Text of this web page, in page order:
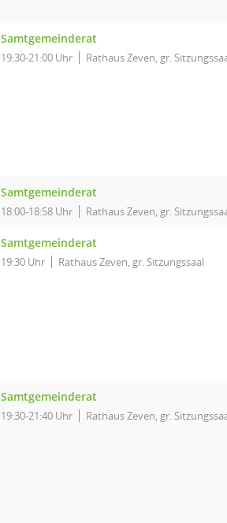
Samtgemeinderat
19:30-21:00 Uhr Rathaus Zeven, gr.
Samtgemeinderat
18:00-18:58 Uhr Rathaus Zeven, gr.
Samtgemeinderat
19:30 Uhr Rathaus Zeven, gr. Sitzungssaal
Samtgemeinderat
19:30-21:40 Uhr Rathaus Zeven, gr.